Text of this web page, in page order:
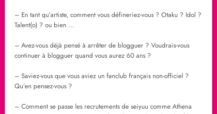
– En tant qu’artiste, comment vous défineriez-vous ? Otaku ? Idol ?
Talent(o) ? ou bien …
– Avez-vous déjà pensé à arrêter de blogguer ? Voudrais-vous
continuer à blogguer quand vous aurez 60 ans ?
– Saviez-vous que vous aviez un fanclub français non-officiel ?
Qu’en pensez-vous ?
– Comment se passe les recrutements de seiyuu comme Athena